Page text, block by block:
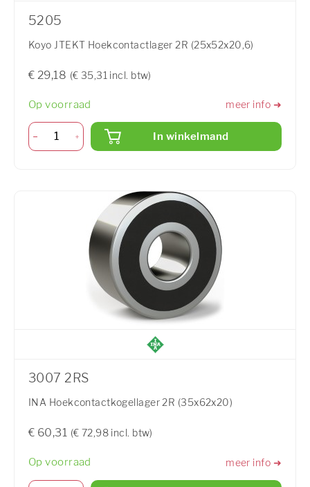
5205
Koyo JTEKT Hoekcontactlager 2R (25x52x20,6)
€ 29,18 (€ 35,31 incl. btw)
Op voorraad meer info ➜
In winkelmand
3007 2RS
INA Hoekcontactkogellager 2R (35x62x20)
€ 60,31 (€ 72,98 incl. btw)
Op voorraad meer info ➜